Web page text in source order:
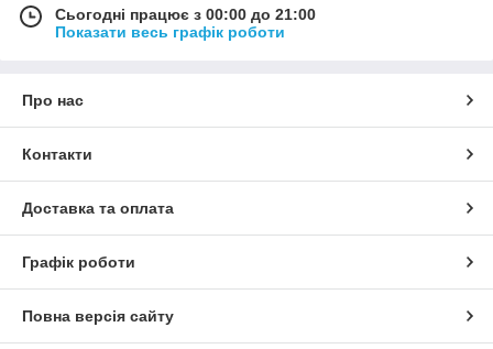
Сьогодні працює з 00:00 до 21:00
Показати весь графік роботи
Про нас
Контакти
Доставка та оплата
Графік роботи
Повна версія сайту